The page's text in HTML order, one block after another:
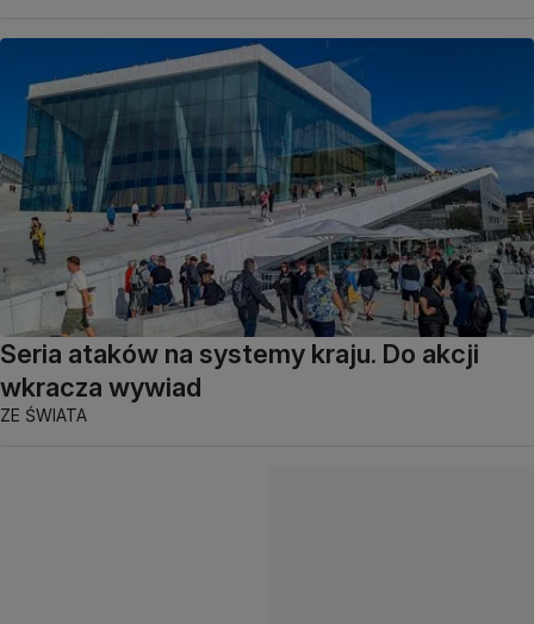
Seria ataków na systemy kraju. Do akcji
wkracza wywiad
ZE ŚWIATA